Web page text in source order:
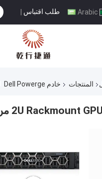
طلب اقتباس |
المنتجات خادم Dell Powerge
2U Rackmount GPU من Dell Powerge Server EMC Poweredge R840 Rack Server